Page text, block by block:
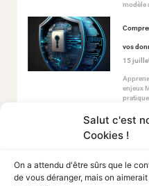
Salut c'est
Cookies !
On a attendu d'être sûrs que le
de vous déranger, mais on
modèle
vos
15
enjeux
Éviter